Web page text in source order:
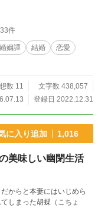
縁。 そんな憂いを抱える
花嫁〟と呼ぶ美しい妖狐
件
姻譚 結婚
恋愛
数 11
文字数 438,057
登録日 2022.12.31
に入り追加 1,016
美味しい幽閉生活
からと本妻にはいじめら
しまった胡蝶（こちょ